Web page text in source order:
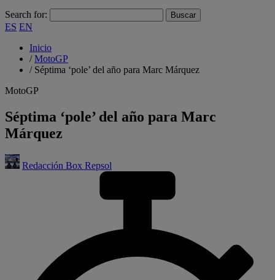
Search for:
ES EN
Inicio
/MotoGP
/ Séptima ‘pole’ del año para Marc Márquez
MotoGP
Séptima ‘pole’ del año para Marc
Márquez
Redacción Box Repsol